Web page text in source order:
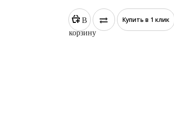
В
корзину
Купить в 1 клик